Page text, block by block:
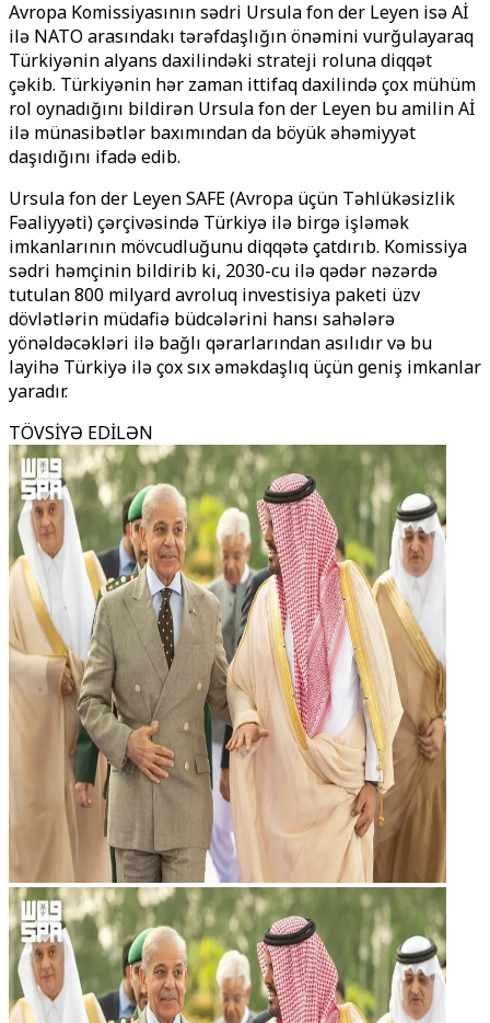
Avropa Komissiyasının sədri Ursula fon der Leyen isə Aİ
ilə NATO arasındakı tərəfdaşlığın önəmini vurğulayaraq
Türkiyənin alyans daxilindəki strateji roluna diqqət
çəkib. Türkiyənin hər zaman ittifaq daxilində çox mühüm
rol oynadığını bildirən Ursula fon der Leyen bu amilin Aİ
ilə münasibətlər baxımından da böyük əhəmiyyət
daşıdığını ifadə edib.
Ursula fon der Leyen SAFE (Avropa üçün Təhlükəsizlik
Fəaliyyəti) çərçivəsində Türkiyə ilə birgə işləmək
imkanlarının mövcudluğunu diqqətə çatdırıb. Komissiya
sədri həmçinin bildirib ki, 2030-cu ilə qədər nəzərdə
tutulan 800 milyard avroluq investisiya paketi üzv
dövlətlərin müdafiə büdcələrini hansı sahələrə
yönəldəcəkləri ilə bağlı qərarlarından asılıdır və bu
layihə Türkiyə ilə çox sıx əməkdaşlıq üçün geniş imkanlar
yaradır.
TÖVSİYƏ EDİLƏN